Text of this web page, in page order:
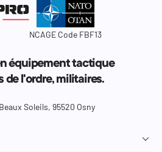
NCAGE Code FBF13
équipement tactique
de l'ordre, militaires.
Soleils, 95520 Osny
